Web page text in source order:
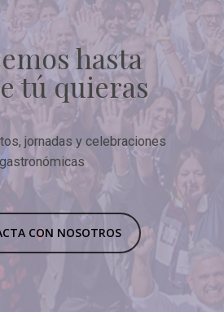
hasta
tú quieras
jornadas y celebraciones
gastronómicas
CON NOSOTROS